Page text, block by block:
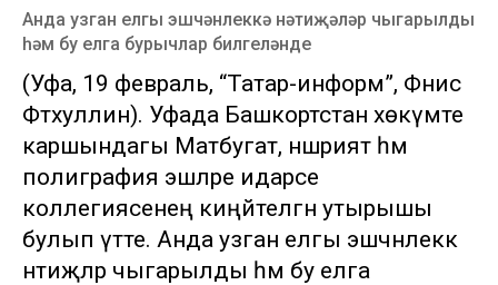
Анда узган елгы эшчәнлеккә нәтиҗәләр чыгарылды
һәм бу елга бурычлар билгеләнде
(Уфа, 19 февраль, “Татар-информ”, Фәнис
Фәтхуллин). Уфада Башкортстан хөкүмәте
каршындагы Матбугат, нәшрият һәм
полиграфия эшләре идарәсе
коллегиясенең киңәйтелгән утырышы
булып үтте. Анда узган елгы эшчәнлеккә
нәтиҗәләр чыгарылды һәм бу елга